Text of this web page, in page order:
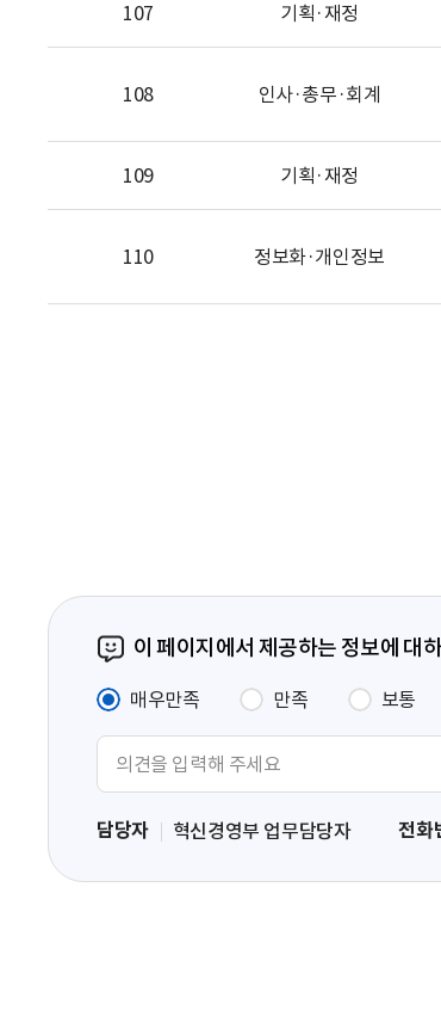
107 기획·재정
108 인사·총무·회계
109 기획·재정
110 정보화·개인정보
이 페이지에서 제공하는 정보에 대
매우만족 만족 보통
력
담당자 혁신경영부 업무담당자 전화